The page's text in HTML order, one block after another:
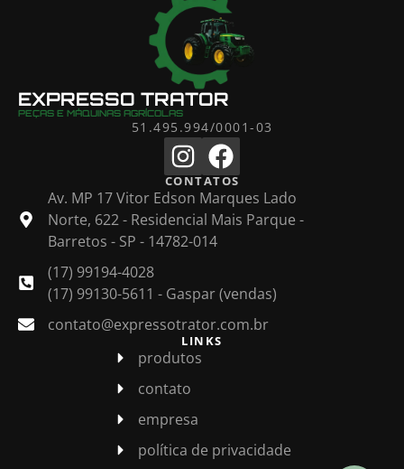
EXPRESSO TRATOR
PEÇAS E MÁQUINAS AGRÍCOLAS
51.495.994/0001-03
CONTATOS
Av. MP 17 Vitor Edson Marques Lado
Norte, 622 - Residencial Mais Parque -
Barretos - SP - 14782-014
(17) 99194-4028
(17) 99130-5611 - Gaspar (vendas)
contato@expressotrator.com.br
LINKS
produtos
contato
empresa
política de privacidade